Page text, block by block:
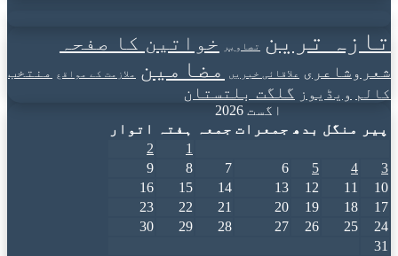
تازہ ترین تصاویر خواتین کا صفحہ
شعروشاعری علاقائی خبریں مضامین ملازمت کے مواقع
منتخب
کالم ویڈیوز گلگت بلتستان
اگست 2026
پیر
منگل بدھ جمعرات جمعہ ہفتہ
اتوار
1
2
3
4
5
6
7
8
9
10
11
12
13
14
15
16
17
18
19
20
21
22
23
24
25
26
27
28
29
30
31